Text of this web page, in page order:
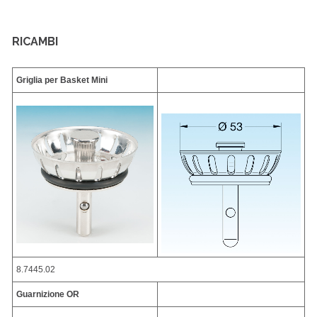
RICAMBI
Griglia per Basket Mini
8.7445.02
Guarnizione OR